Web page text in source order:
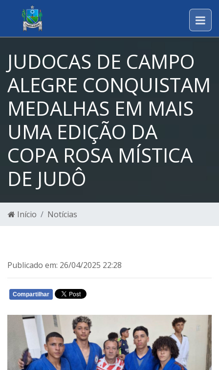
JUDOCAS DE CAMPO
ALEGRE CONQUISTAM
MEDALHAS EM MAIS
UMA EDIÇÃO DA
COPA ROSA MÍSTICA
DE JUDÔ
Início Notícias
Publicado em: 26/04/2025 22:28
Compartilhar